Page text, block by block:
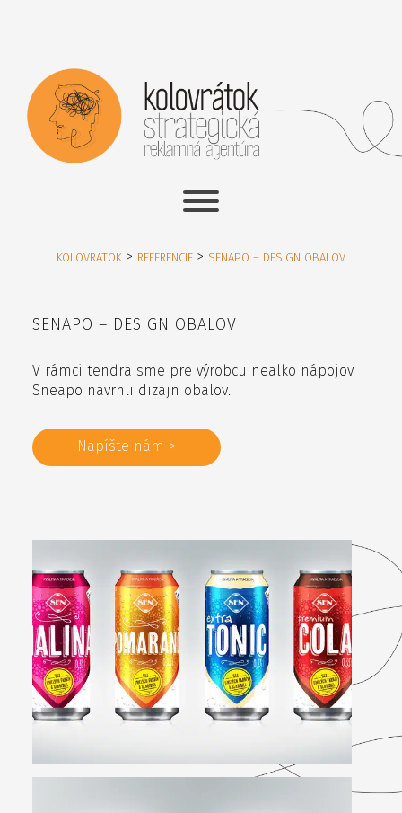
KOLOVRÁTOK > REFERENCIE > SENAPO – DESIGN OBALOV
SENAPO – DESIGN OBALOV
V rámci tendra sme pre výrobcu nealko nápojov
Sneapo navrhli dizajn obalov.
Napíšte nám >